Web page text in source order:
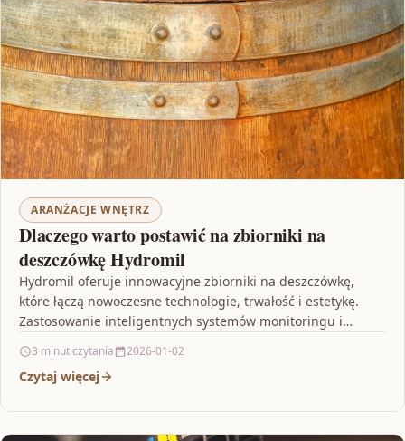
ARANŻACJE WNĘTRZ
Dlaczego warto postawić na zbiorniki na
deszczówkę Hydromil
Hydromil oferuje innowacyjne zbiorniki na deszczówkę,
które łączą nowoczesne technologie, trwałość i estetykę.
Zastosowanie inteligentnych systemów monitoringu i
maksymalne…
3 minut czytania 2026-01-02
Czytaj więcej